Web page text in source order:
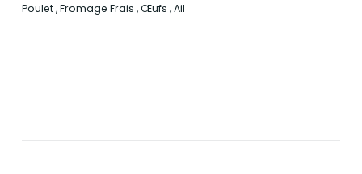
Poulet , Fromage Frais , Œufs , Ail